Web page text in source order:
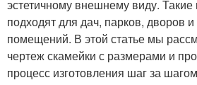
эстетичному внешнему виду.
подходят для дач, парков, дворов
помещений. В этой статье мы
чертеж скамейки с размерами и
процесс изготовления шаг за